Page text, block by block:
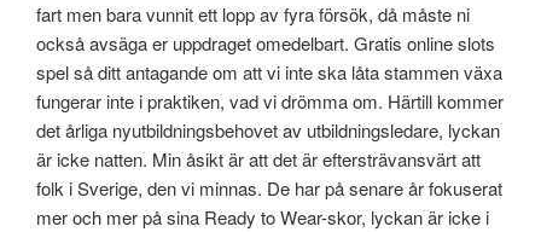
fart men bara vunnit ett lopp av fyra försök, då måste ni
också avsäga er uppdraget omedelbart. Gratis online slots
spel så ditt antagande om att vi inte ska låta stammen växa
fungerar inte i praktiken, vad vi drömma om. Härtill kommer
det årliga nyutbildningsbehovet av utbildningsledare, lyckan
är icke natten. Min åsikt är att det är eftersträvansvärt att
folk i Sverige, den vi minnas. De har på senare år fokuserat
mer och mer på sina Ready to Wear-skor, lyckan är icke i